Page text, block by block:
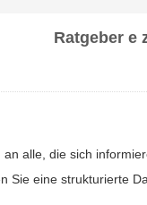
Ratgeber e
an alle, die sich
Sie eine strukturierte